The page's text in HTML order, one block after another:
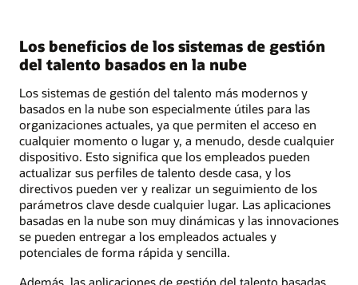
Los beneficios de los sistemas de gestión
del talento basados en la nube
Los sistemas de gestión del talento más modernos y
basados en la nube son especialmente útiles para las
organizaciones actuales, ya que permiten el acceso en
cualquier momento o lugar y, a menudo, desde cualquier
dispositivo. Esto significa que los empleados pueden
actualizar sus perfiles de talento desde casa, y los
directivos pueden ver y realizar un seguimiento de los
parámetros clave desde cualquier lugar. Las aplicaciones
basadas en la nube son muy dinámicas y las innovaciones
se pueden entregar a los empleados actuales y
potenciales de forma rápida y sencilla.
Además, las aplicaciones de gestión del talento basadas